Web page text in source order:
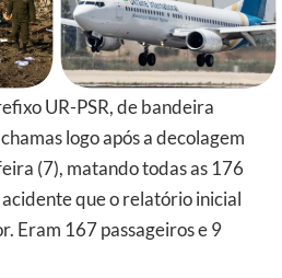
UR-PSR, de bandeira
logo após a decolagem
(7), matando todas as 176
acidente que o relatório inicial
Eram 167 passageiros e 9